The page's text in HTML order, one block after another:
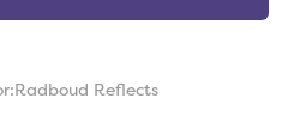
Reflects